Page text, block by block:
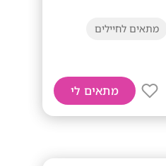
מתאים לחיילים
מתאים לי